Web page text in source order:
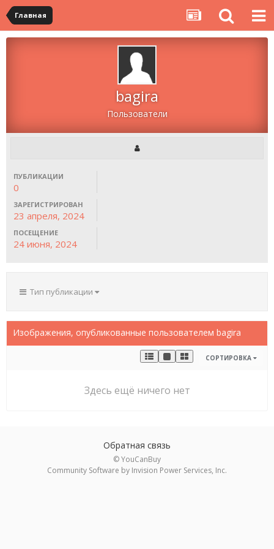
Главная
bagira
Пользователи
ПУБЛИКАЦИИ
0
ЗАРЕГИСТРИРОВАН
23 апреля, 2024
ПОСЕЩЕНИЕ
24 июня, 2024
Тип публикации
Изображения, опубликованные пользователем bagira
СОРТИРОВКА
Здесь ещё ничего нет
Обратная связь
© YouCanBuy
Community Software by Invision Power Services, Inc.